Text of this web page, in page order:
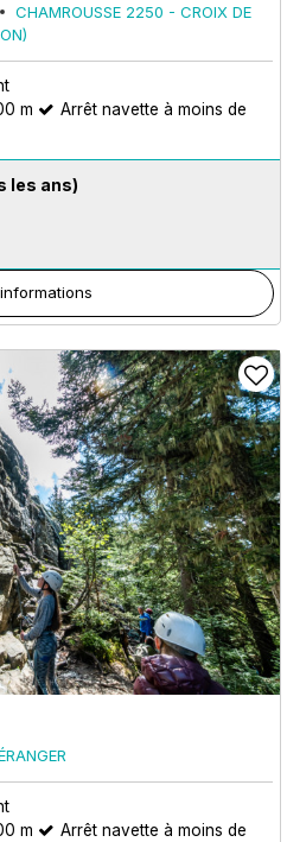
CHAMROUSSE 2250 - CROIX DE
m
Arrêt navette à moins de
les ans)
m
Arrêt navette à moins de